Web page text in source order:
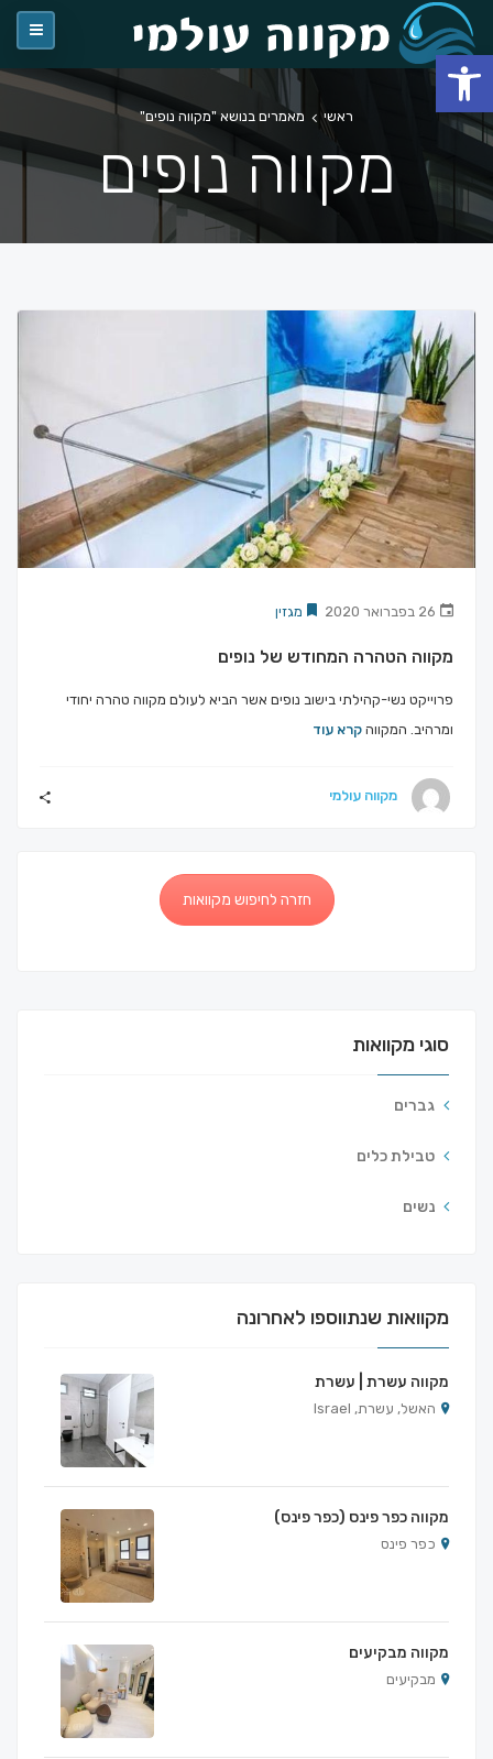
ראשי מאמרים בנושא "מקווה נופים"
מקווה נופים
26 בפברואר 2020 מגזין
מקווה הטהרה המחודש של נופים
פרוייקט נשי-קהילתי בישוב נופים אשר הביא לעולם מקווה טהרה יחודי
ומרהיב. המקווה קרא עוד
מקווה עולמי
חזרה לחיפוש מקוואות
סוגי מקוואות
גברים
טבילת כלים
נשים
מקוואות שנתווספו לאחרונה
מקווה עשרת | עשרת
האשל, עשרת, Israel
מקווה כפר פינס (כפר פינס)
כפר פינס
מקווה מבקיעים
מבקיעים
פתח סרגל נגישות